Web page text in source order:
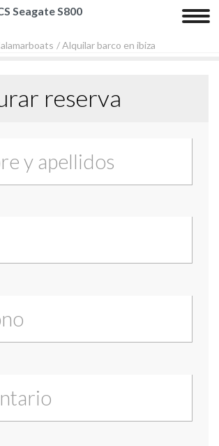
Seagate S800
/ Alquilar barco en ibiza
reserva